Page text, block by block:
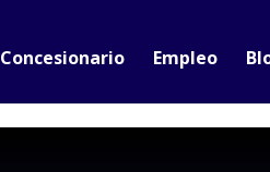
Concesionario Empleo